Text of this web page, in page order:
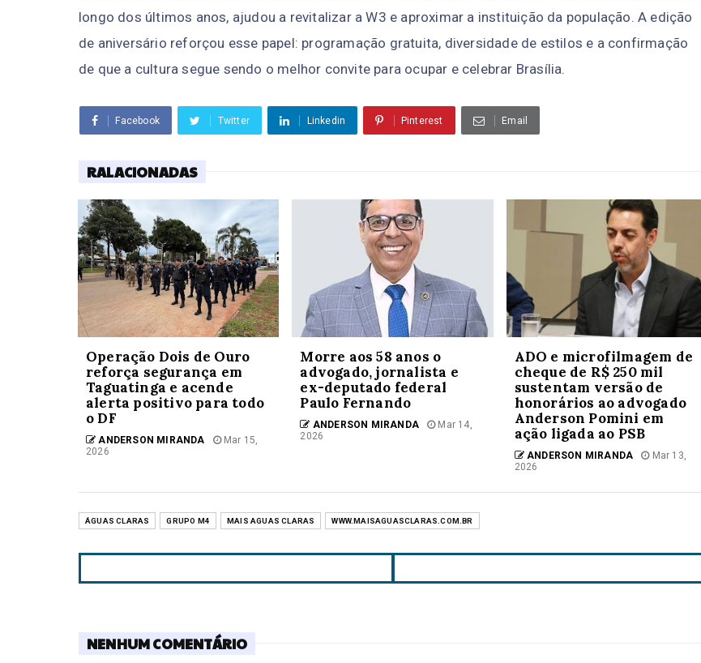
longo dos últimos anos, ajudou a revitalizar a W3 e aproximar a instituição da população. A edição
de aniversário reforçou esse papel: programação gratuita, diversidade de estilos e a confirmação
de que a cultura segue sendo o melhor convite para ocupar e celebrar Brasília.
Facebook Twitter Linkedin Pinterest Email
RALACIONADAS
Operação Dois de Ouro
reforça segurança em
Taguatinga e acende
alerta positivo para todo
o DF
ANDERSON MIRANDA
Mar 15,
2026
Morre aos 58 anos o
advogado, jornalista e
ex-deputado federal
Paulo Fernando
ANDERSON MIRANDA
Mar 14,
2026
ADO e microfilmagem de
cheque de R$ 250 mil
sustentam versão de
honorários ao advogado
Anderson Pomini em
ação ligada ao PSB
ANDERSON MIRANDA
Mar 13,
2026
ÁGUAS CLARAS GRUPO M4 MAIS AGUAS CLARAS WWW.MAISAGUASCLARAS.COM.BR
NENHUM COMENTÁRIO